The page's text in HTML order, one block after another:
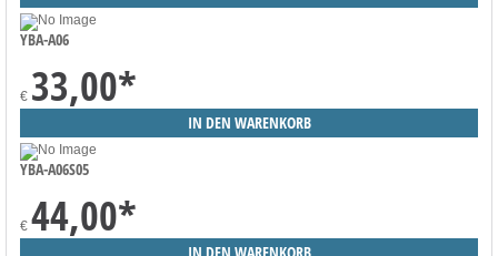
YBA-A06
€ 33,00*
YBA-A06S05
€ 44,00*